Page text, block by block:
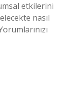
etkilerini
nasıl